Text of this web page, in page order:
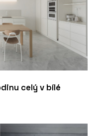
celý v bílé